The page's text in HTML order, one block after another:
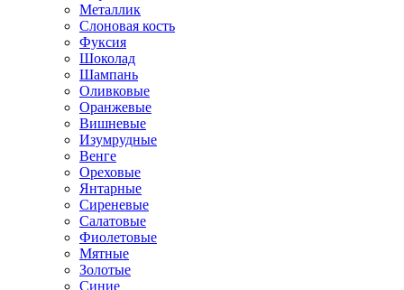
Металлик
Слоновая кость
Фуксия
Шоколад
Шампань
Оливковые
Оранжевые
Вишневые
Изумрудные
Венге
Ореховые
Янтарные
Сиреневые
Салатовые
Фиолетовые
Мятные
Золотые
Синие